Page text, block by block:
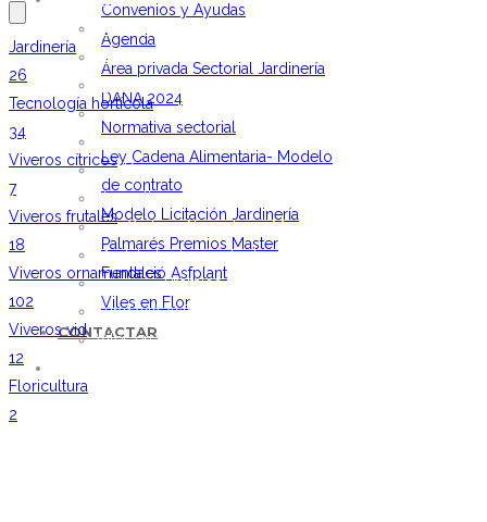
Convenios y Ayudas
Agenda
Área privada Sectorial Jardinería
DANA 2024
Normativa sectorial
Ley Cadena Alimentaria- Modelo
de contrato
Modelo Licitación Jardinería
Palmarés Premios Master
Fundació Asfplant
Viles en Flor
CONTACTAR
Vídeos
Agenda
DANA 2024
Normativa sectorial
Ley Cadena Alimentaria- Modelo de contrato
Modelo Licitación Jardinería
Palmarés Premios Master
Fundació Asfplant
Viles en Flor
Jardinería
26
Tecnología hortícola
34
Viveros cítricos
7
Viveros frutales
18
Viveros ornamentales
102
Viveros vid
12
Floricultura
2